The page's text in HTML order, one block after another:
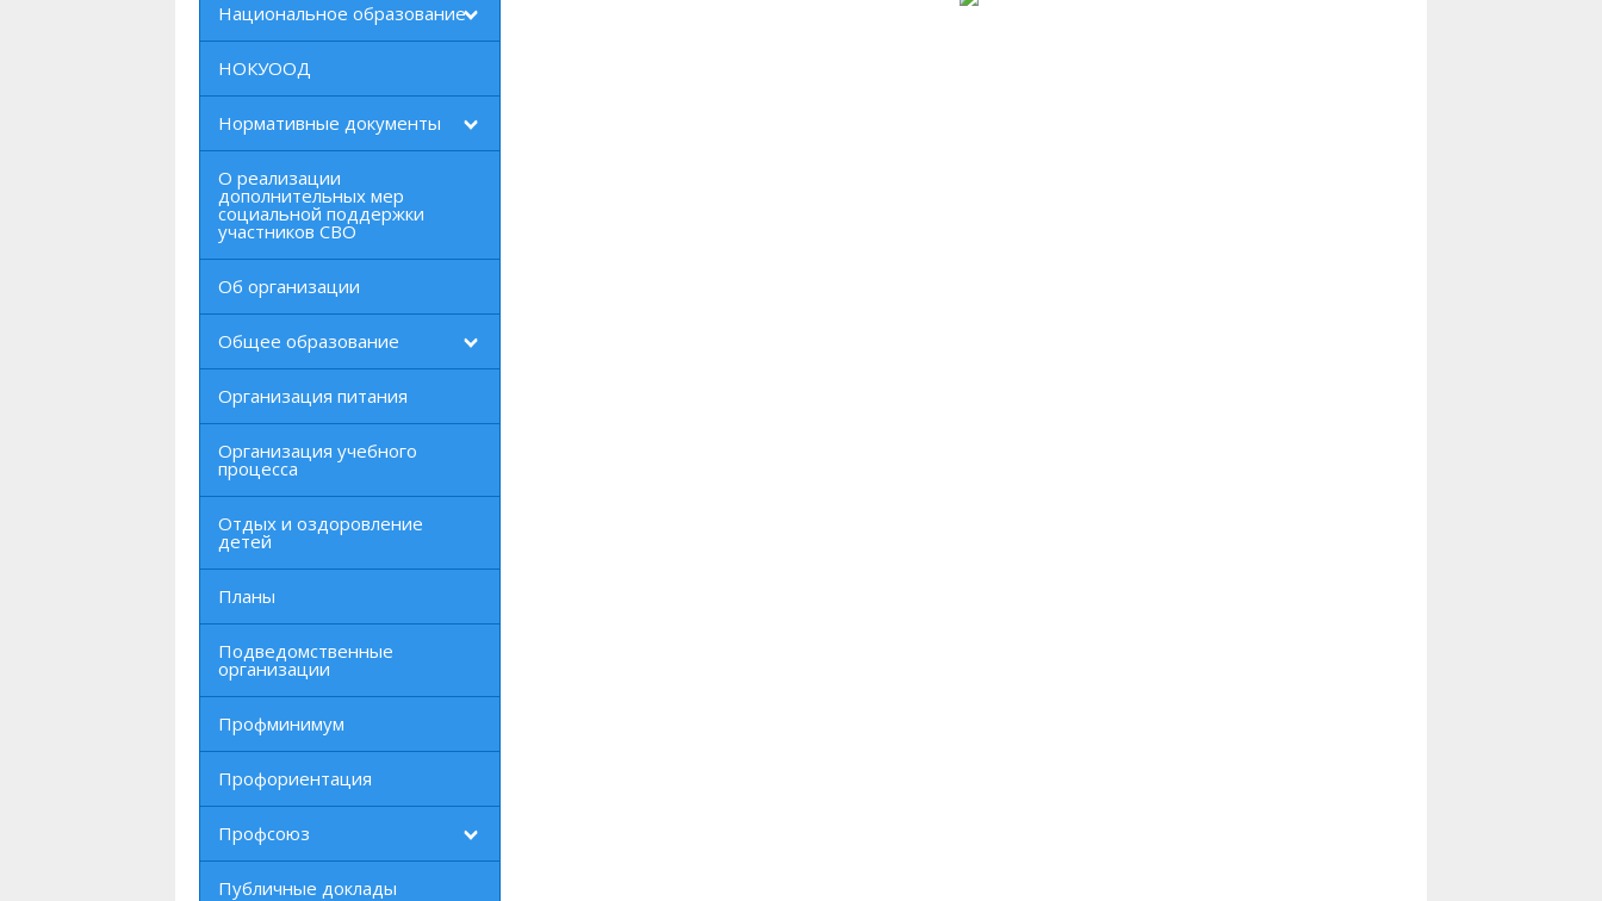
Национальное образование
НОКУООД
Нормативные документы
О реализации
дополнительных мер
социальной поддержки
участников СВО
Об организации
Общее образование
Организация питания
Организация учебного
процесса
Отдых и оздоровление
детей
Планы
Подведомственные
организации
Профминимум
Профориентация
Профсоюз
Публичные доклады